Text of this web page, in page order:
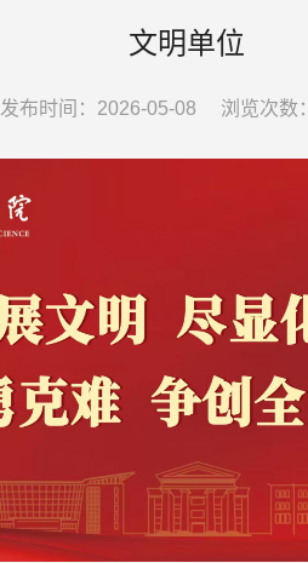
文明单位
发布时间：2026-05-08 浏览次数：